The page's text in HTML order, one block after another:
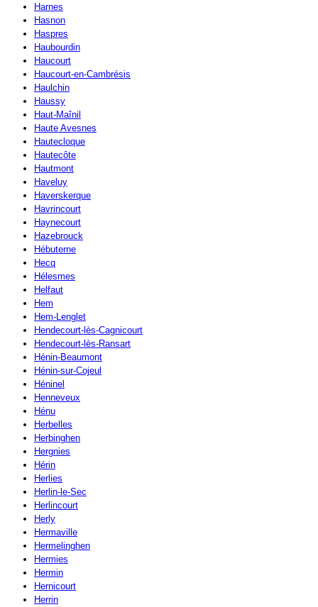
Harnes
Hasnon
Haspres
Haubourdin
Haucourt
Haucourt-en-Cambrésis
Haulchin
Haussy
Haut-Maînil
Haute Avesnes
Hautecloque
Hautecôte
Hautmont
Haveluy
Haverskerque
Havrincourt
Haynecourt
Hazebrouck
Hébuterne
Hecq
Hélesmes
Helfaut
Hem
Hem-Lenglet
Hendecourt-lès-Cagnicourt
Hendecourt-lès-Ransart
Hénin-Beaumont
Hénin-sur-Cojeul
Héninel
Henneveux
Hénu
Herbelles
Herbinghen
Hergnies
Hérin
Herlies
Herlin-le-Sec
Herlincourt
Herly
Hermaville
Hermelinghen
Hermies
Hermin
Hernicourt
Herrin